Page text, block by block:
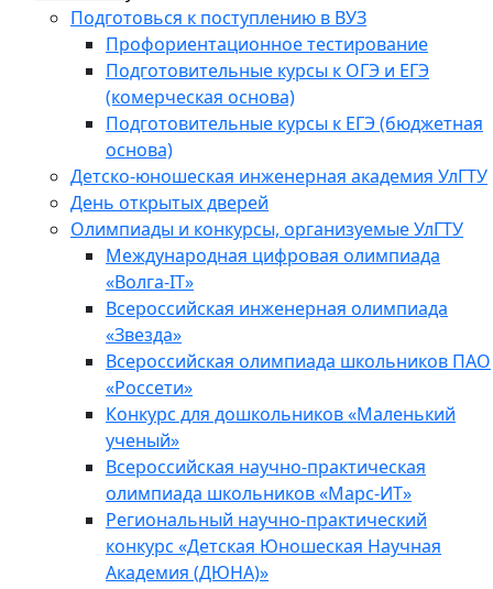
Подготовься к поступлению в ВУЗ
Профориентационное тестирование
Подготовительные курсы к ОГЭ и ЕГЭ
(комерческая основа)
Подготовительные курсы к ЕГЭ (бюджетная
основа)
Детско-юношеская инженерная академия УлГТУ
День открытых дверей
Олимпиады и конкурсы, организуемые УлГТУ
Международная цифровая олимпиада
«Волга-IT»
Всероссийская инженерная олимпиада
«Звезда»
Всероссийская олимпиада школьников ПАО
«Россети»
Конкурс для дошкольников «Маленький
ученый»
Всероссийская научно-практическая
олимпиада школьников «Марс-ИТ»
Региональный научно-практический
конкурс «Детская Юношеская Научная
Академия (ДЮНА)»